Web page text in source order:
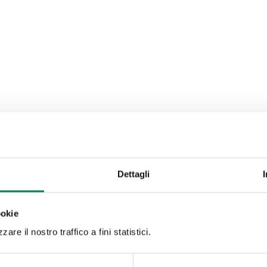
Dettagli
il nostro traffico a fini statistici.
Azienda USL di
Imola